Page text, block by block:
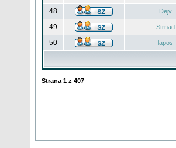
48
Dejv
49
Strnad
50
lapos
Strana 1 z 407